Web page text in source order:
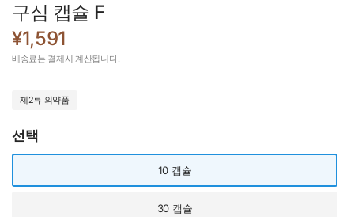
구심 캡슐 F
¥1,591
배송료는 결제시 계산됩니다.
제2류 의약품
선택
10 캡슐
30 캡슐